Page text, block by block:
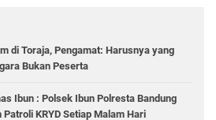
di Toraja, Pengamat: Harusnya yang
Bukan Peserta
Ibun : Polsek Ibun Polresta Bandung
KRYD Setiap Malam Hari